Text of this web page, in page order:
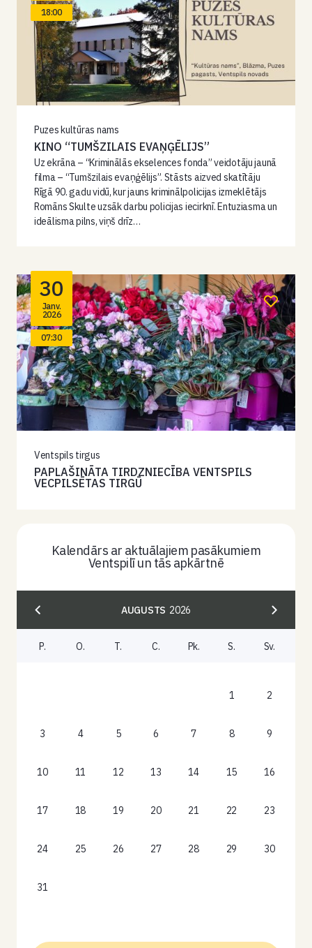
18:00
Puzes kultūras nams
KINO “TUMŠZILAIS EVAŅĢĒLIJS”
Uz ekrāna – “Kriminālās ekselences fonda” veidotāju jaunā
filma – “Tumšzilais evaņģēlijs”. Stāsts aizved skatītāju
Rīgā 90. gadu vidū, kur jauns kriminālpolicijas izmeklētājs
Romāns Skulte uzsāk darbu policijas iecirknī. Entuziasma un
ideālisma pilns, viņš drīz…
30
Janv.
2026
07:30
Ventspils tirgus
PAPLAŠINĀTA TIRDZNIECĪBA VENTSPILS
VECPILSĒTAS TIRGŪ
Kalendārs ar aktuālajiem pasākumiem
Ventspilī un tās apkārtnē
AUGUSTS 2026
P. O. T. C. Pk. S. Sv.
1 2
3 4 5 6 7 8 9
10 11 12 13 14 15 16
17 18 19 20 21 22 23
24 25 26 27 28 29 30
31